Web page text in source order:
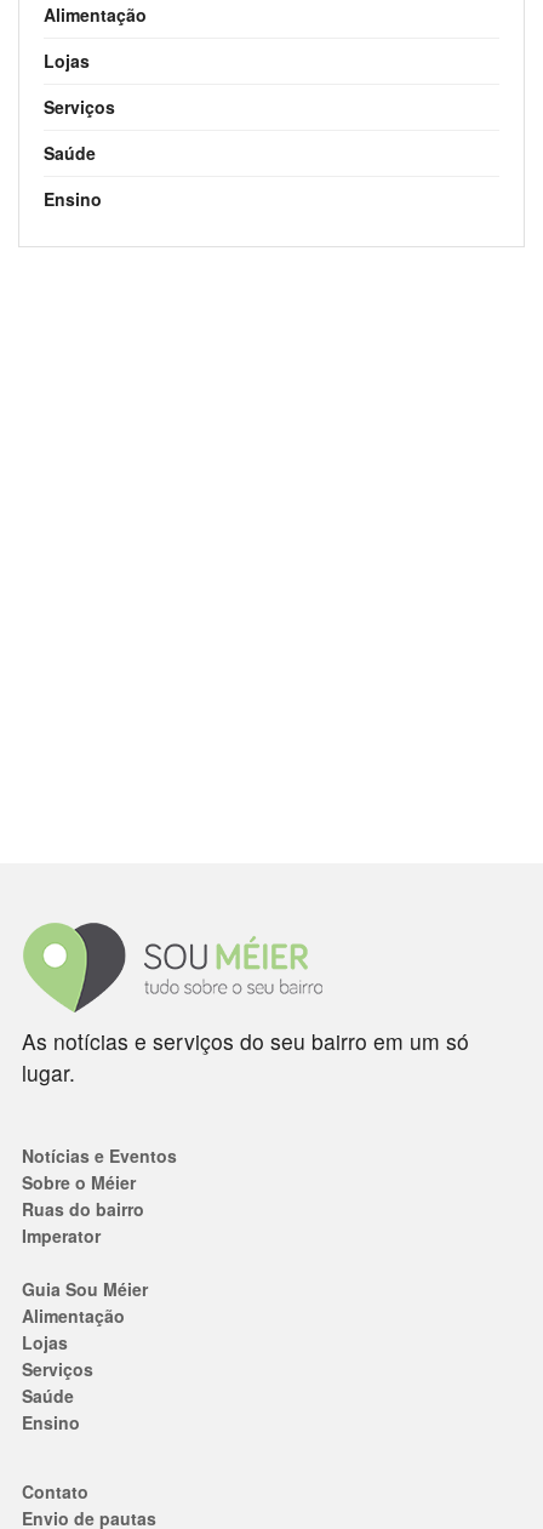
Alimentação
Lojas
Serviços
Saúde
Ensino
As notícias e serviços do seu bairro em um só
lugar.
Notícias e Eventos
Sobre o Méier
Ruas do bairro
Imperator
Guia Sou Méier
Alimentação
Lojas
Serviços
Saúde
Ensino
Contato
Envio de pautas